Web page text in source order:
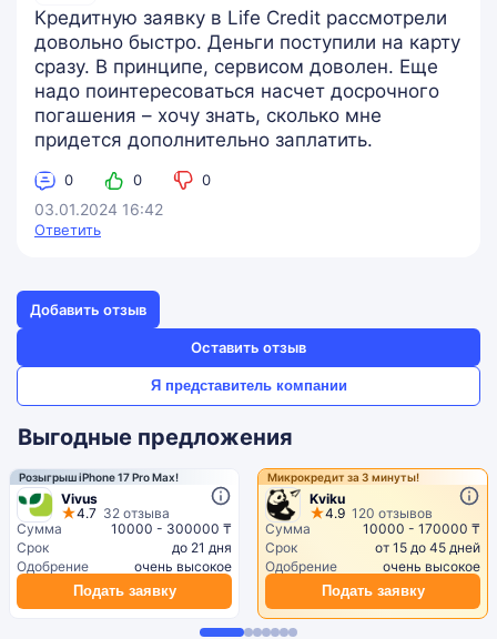
Кредитную заявку в Life Credit рассмотрели
довольно быстро. Деньги поступили на карту
сразу. В принципе, сервисом доволен. Еще
надо поинтересоваться насчет досрочного
погашения – хочу знать, сколько мне
придется дополнительно заплатить.
0 0 0
03.01.2024 16:42
Ответить
Добавить отзыв
Оставить отзыв
Я представитель компании
Выгодные предложения
Розыгрыш iPhone 17 Pro Max!
Vivus
4.7 32 отзыва
Сумма
10000 - 300000 ₸
Срок
до 21 дня
Одобрение
очень высокое
Подать заявку
Микрокредит за 3 минуты!
Kviku
4.9 120 отзывов
Сумма
10000 - 170000 ₸
Срок
от 15 до 45 дней
Одобрение
очень высокое
Подать заявку